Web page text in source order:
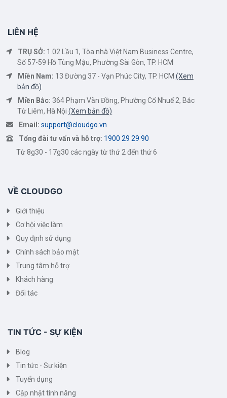
LIÊN HỆ
TRỤ SỞ: 1.02 Lầu 1, Tòa nhà Việt Nam Business Centre,
Số 57-59 Hồ Tùng Mậu, Phường Sài Gòn, TP. HCM
Miền Nam: 13 Đường 37 - Vạn Phúc City, TP. HCM (Xem
bản đồ)
Miền Bắc: 364 Phạm Văn Đồng, Phường Cổ Nhuế 2, Bắc
Từ Liêm, Hà Nội(Xem bản đồ)
Email: support@cloudgo.vn
Tổng đài tư vấn và hỗ trợ: 1900 29 29 90
Từ 8g30 - 17g30 các ngày từ thứ 2 đến thứ 6
VỀ CLOUDGO
Giới thiệu
Cơ hội việc làm
Quy định sử dụng
Chính sách bảo mật
Trung tâm hỗ trợ
Khách hàng
Đối tác
TIN TỨC - SỰ KIỆN
Blog
Tin tức - Sự kiện
Tuyển dụng
Cập nhật tính năng